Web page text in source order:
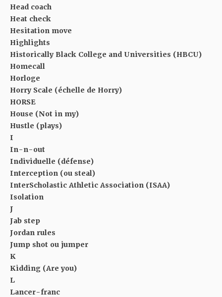
Head coach
Heat check
Hesitation move
Highlights
Historically Black College and Universities (HBCU)
Homecall
Horloge
Horry Scale (échelle de Horry)
HORSE
House (Not in my)
Hustle (plays)
I
In-n-out
Individuelle (défense)
Interception (ou steal)
InterScholastic Athletic Association (ISAA)
Isolation
J
Jab step
Jordan rules
Jump shot ou jumper
K
Kidding (Are you)
L
Lancer-franc